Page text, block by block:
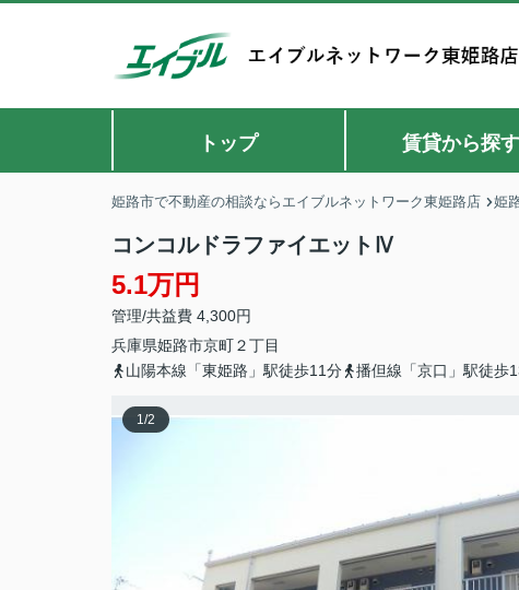
トップ 賃貸から探す
姫路市で不動産の相談ならエイブルネットワーク東姫路店 姫
コンコルドラファイエットⅣ
5.1万円
管理/共益費 4,300円
兵庫県姫路市京町２丁目
山陽本線「東姫路」駅徒歩11分
播但線「京口」駅徒歩
1/2